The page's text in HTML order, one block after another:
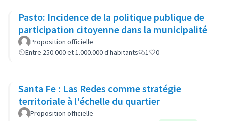
Pasto: Incidence de la politique publique de
participation citoyenne dans la municipalité
Proposition officielle
Entre 250.000 et 1.000.000 d'habitants
1 0
Santa Fe : Las Redes comme stratégie
territoriale à l'échelle du quartier
Proposition officielle